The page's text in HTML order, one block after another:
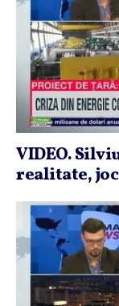
VIDEO.
realitate,